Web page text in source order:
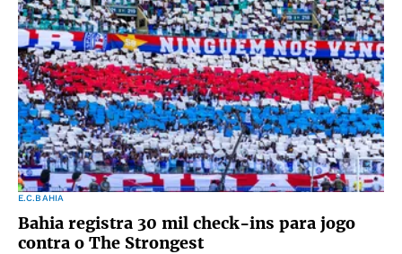
E.C.BAHIA
Bahia registra 30 mil check-ins para jogo
contra o The Strongest